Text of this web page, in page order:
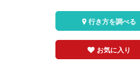
お気に入り
行き方を調べる